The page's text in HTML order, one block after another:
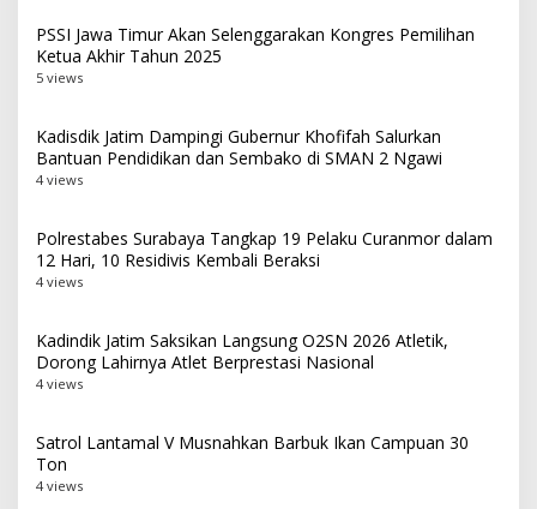
PSSI Jawa Timur Akan Selenggarakan Kongres Pemilihan
Ketua Akhir Tahun 2025
5 views
Kadisdik Jatim Dampingi Gubernur Khofifah Salurkan
Bantuan Pendidikan dan Sembako di SMAN 2 Ngawi
4 views
Polrestabes Surabaya Tangkap 19 Pelaku Curanmor dalam
12 Hari, 10 Residivis Kembali Beraksi
4 views
Kadindik Jatim Saksikan Langsung O2SN 2026 Atletik,
Dorong Lahirnya Atlet Berprestasi Nasional
4 views
Satrol Lantamal V Musnahkan Barbuk Ikan Campuan 30
Ton
4 views